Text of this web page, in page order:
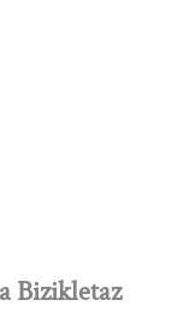
Bizikletaz